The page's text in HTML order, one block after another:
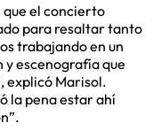
el concierto
para resaltar tanto
trabajando en un
y escenografía que
explicó Marisol.
la pena estar ahí